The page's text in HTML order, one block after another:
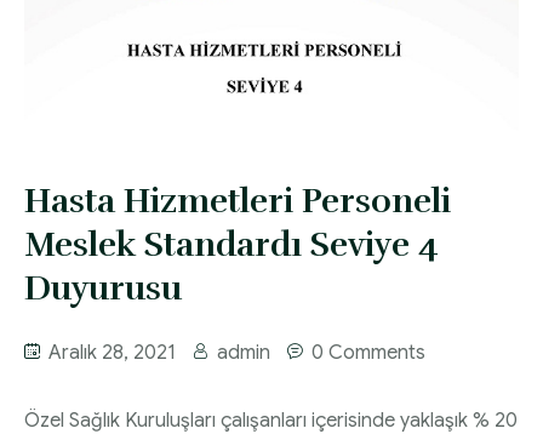
Hasta Hizmetleri Personeli
Meslek Standardı Seviye 4
Duyurusu
Aralık 28, 2021 admin 0 Comments
Özel Sağlık Kuruluşları çalışanları içerisinde yaklaşık % 20